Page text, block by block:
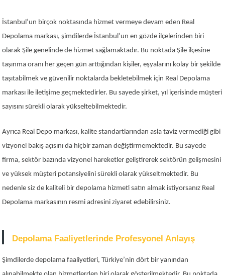
İstanbul’un birçok noktasında hizmet vermeye devam eden Real
Depolama markası, şimdilerde İstanbul’un en gözde ilçelerinden biri
olarak Şile genelinde de hizmet sağlamaktadır. Bu noktada Şile ilçesine
taşınma oranı her geçen gün arttığından kişiler, eşyalarını kolay bir şekilde
taşıtabilmek ve güvenilir noktalarda bekletebilmek için Real Depolama
markası ile iletişime geçmektedirler. Bu sayede şirket, yıl içerisinde müşteri
sayısını sürekli olarak yükseltebilmektedir.
Ayrıca Real Depo markası, kalite standartlarından asla taviz vermediği gibi
vizyonel bakış açısını da hiçbir zaman değiştirmemektedir. Bu sayede
firma, sektör bazında vizyonel hareketler geliştirerek sektörün gelişmesini
ve yüksek müşteri potansiyelini sürekli olarak yükseltmektedir. Bu
nedenle siz de kaliteli bir depolama hizmeti satın almak istiyorsanız Real
Depolama markasının resmi adresini ziyaret edebilirsiniz.
Depolama Faaliyetlerinde Profesyonel Anlayış
Şimdilerde depolama faaliyetleri, Türkiye’nin dört bir yanından